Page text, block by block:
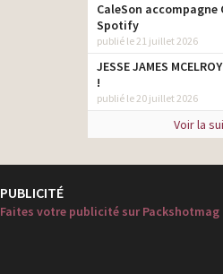
CaleSon
Spotify
publié le 21 juillet 2026
JESSE JAMES
!
publié le 20 juillet 2026
Voir la
PUBLICITÉ
Faites votre publicité sur Packshotmag